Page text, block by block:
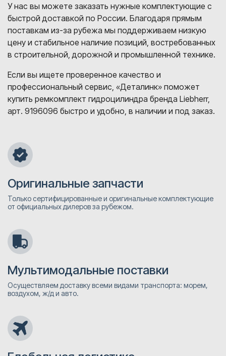
У нас вы можете заказать нужные комплектующие с
быстрой доставкой по России. Благодаря прямым
поставкам из-за рубежа мы поддерживаем низкую
цену и стабильное наличие позиций, востребованных
в строительной, дорожной и промышленной технике.
Если вы ищете проверенное качество и
профессиональный сервис, «Деталинк» поможет
купить ремкомплект гидроцилиндра бренда Liebherr,
арт. 9196096 быстро и удобно, в наличии и под заказ.
Оригинальные запчасти
Только сертифицированные и оригинальные комплектующие
от официальных дилеров за рубежом.
Мультимодальные поставки
Осуществляем доставку всеми видами транспорта: морем,
воздухом, ж/д и авто.